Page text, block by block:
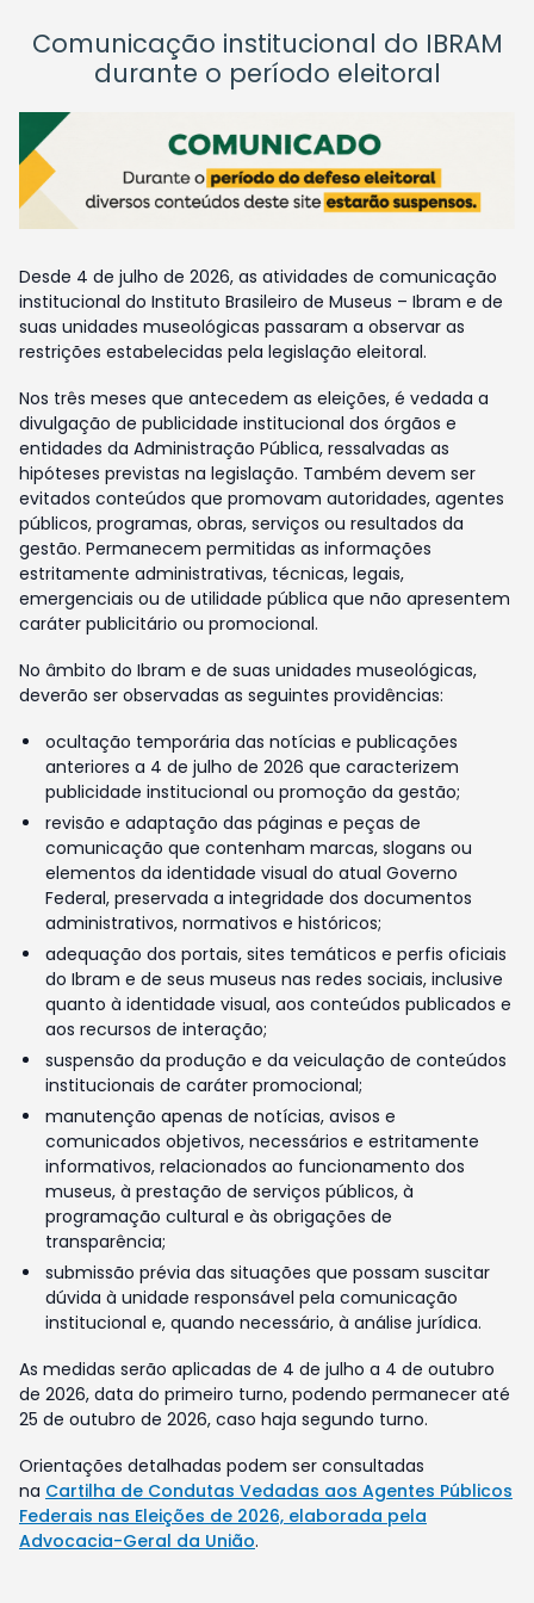
Comunicação institucional do IBRAM
durante o período eleitoral
Desde 4 de julho de 2026, as atividades de comunicação
institucional do Instituto Brasileiro de Museus – Ibram e de
suas unidades museológicas passaram a observar as
restrições estabelecidas pela legislação eleitoral.
Nos três meses que antecedem as eleições, é vedada a
divulgação de publicidade institucional dos órgãos e
entidades da Administração Pública, ressalvadas as
hipóteses previstas na legislação. Também devem ser
evitados conteúdos que promovam autoridades, agentes
públicos, programas, obras, serviços ou resultados da
gestão. Permanecem permitidas as informações
estritamente administrativas, técnicas, legais,
emergenciais ou de utilidade pública que não apresentem
caráter publicitário ou promocional.
No âmbito do Ibram e de suas unidades museológicas,
deverão ser observadas as seguintes providências:
ocultação temporária das notícias e publicações
anteriores a 4 de julho de 2026 que caracterizem
publicidade institucional ou promoção da gestão;
revisão e adaptação das páginas e peças de
comunicação que contenham marcas, slogans ou
elementos da identidade visual do atual Governo
Federal, preservada a integridade dos documentos
administrativos, normativos e históricos;
adequação dos portais, sites temáticos e perfis oficiais
do Ibram e de seus museus nas redes sociais, inclusive
quanto à identidade visual, aos conteúdos publicados e
aos recursos de interação;
suspensão da produção e da veiculação de conteúdos
institucionais de caráter promocional;
manutenção apenas de notícias, avisos e
comunicados objetivos, necessários e estritamente
informativos, relacionados ao funcionamento dos
museus, à prestação de serviços públicos, à
programação cultural e às obrigações de
transparência;
submissão prévia das situações que possam suscitar
dúvida à unidade responsável pela comunicação
institucional e, quando necessário, à análise jurídica.
As medidas serão aplicadas de 4 de julho a 4 de outubro
de 2026, data do primeiro turno, podendo permanecer até
25 de outubro de 2026, caso haja segundo turno.
Orientações detalhadas podem ser consultadas
na Cartilha de Condutas Vedadas aos Agentes Públicos
Federais nas Eleições de 2026, elaborada pela
Advocacia-Geral da União.